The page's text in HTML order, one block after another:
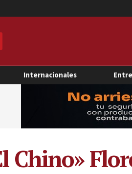
Internacionales
Chino»